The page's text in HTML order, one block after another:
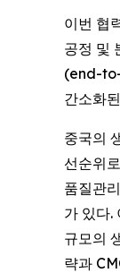
이번 협
공정 및
(end-to-
간소화
중국의
선순위
품질관
가 있다.
규모의
략과